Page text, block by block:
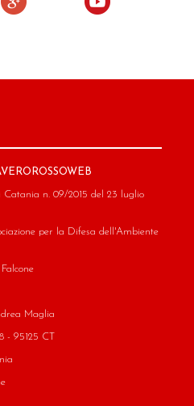
Catania n. 09/2015 del 23 luglio
per la Difesa dell'Ambiente
Maglia
- 95125 CT